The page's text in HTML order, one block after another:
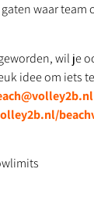
waar team
wil je